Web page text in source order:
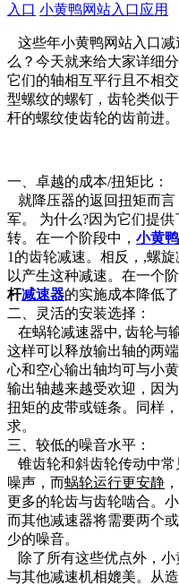
入口 小黄鸭网站入口应用
这些年小黄鸭网站入口
么？今天就来给大家详细
它们的轴相互平行且不相
型螺纹的螺钉，齿轮类似
杆的螺纹使齿轮的齿前进。
一、卓越的成本/扭矩比：
就降压器的返回扭矩而言
军。 为什么?因为它们提
转。在一个阶段中， 小黄
1的齿轮减速。相反，,螺
以产生这种减速。在一个
杆减速器的实施成本降低了
二、灵活的安装选择：
在蜗轮减速器中, 齿轮与
这样可以释放输出轴的两
心和空心输出轴均可与小
输出轴越来越受欢迎，因
扭矩的皮带或链条。同样
求。
三、较低的噪音水平：
锥齿轮和斜齿轮传动中
噪声，而蜗轮运行更安静
更多的轮齿与齿轮啮合。
而其他减速器将需要两个
少的噪音。
除了所有这些优点外，
与其他减速机相媲美。从